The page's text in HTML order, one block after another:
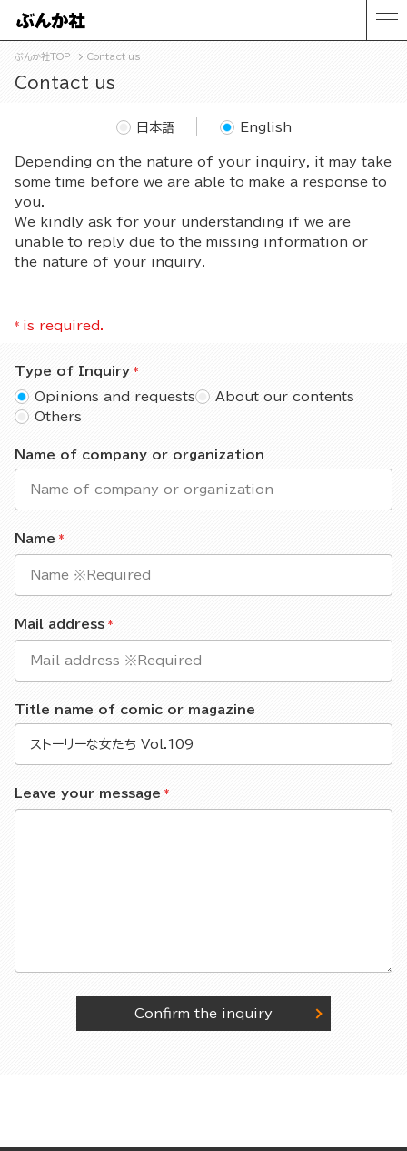
ぶんか社TOP Contact us
Contact us
Depending on the nature of your inquiry, it may take
some time before we are able to make a response to
you.
We kindly ask for your understanding if we are
unable to reply due to the missing information or
the nature of your inquiry.
日本語 English
* is required.
Type of Inquiry
Opinions and requests
About our contents
Others
Name of company or organization
Name
Mail address
Title name of comic or magazine
Leave your message
Confirm the inquiry